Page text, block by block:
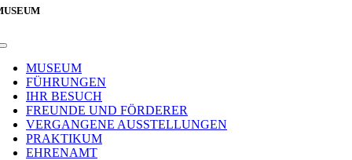
Toggle
NavigationMUSEUM
FÜHRUNGEN
IHR BESUCH
FREUNDE UND FÖRDERER
VERGANGENE AUSSTELLUNGEN
PRAKTIKUM
EHRENAMT